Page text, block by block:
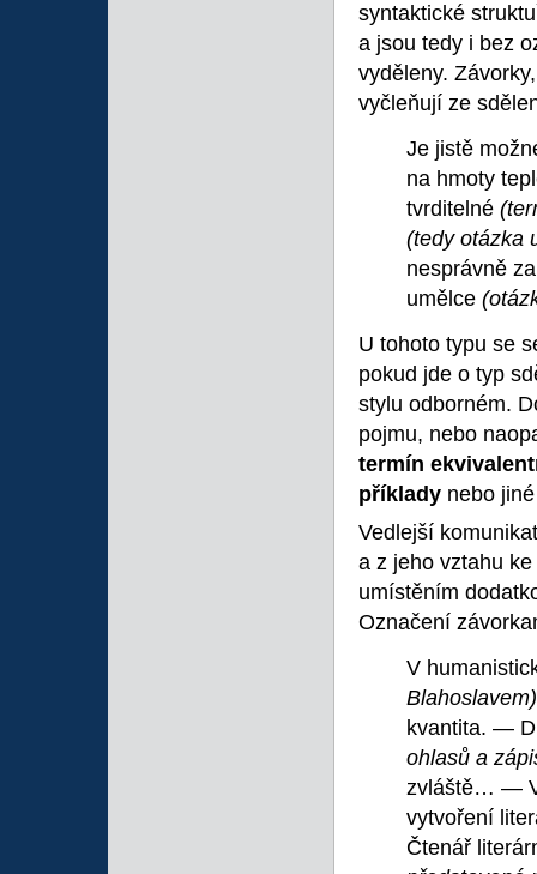
syntaktické
a jsou tedy i bez
vyděleny.
vyčleňují ze
Je jistě
na hmoty
tvrditelné
(tedy otázka
nesprávně
umělce
U tohoto typu se
pokud jde o typ
stylu odborném.
pojmu, nebo
termín
příklady nebo
Vedlejší
a z jeho vztahu
umístěním
Označení
V
kvantita. —
ohlasů a
zvláště… —
vytvoření
Čtenář